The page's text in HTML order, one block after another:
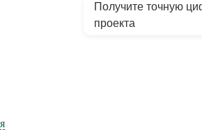
Получите точную
проекта